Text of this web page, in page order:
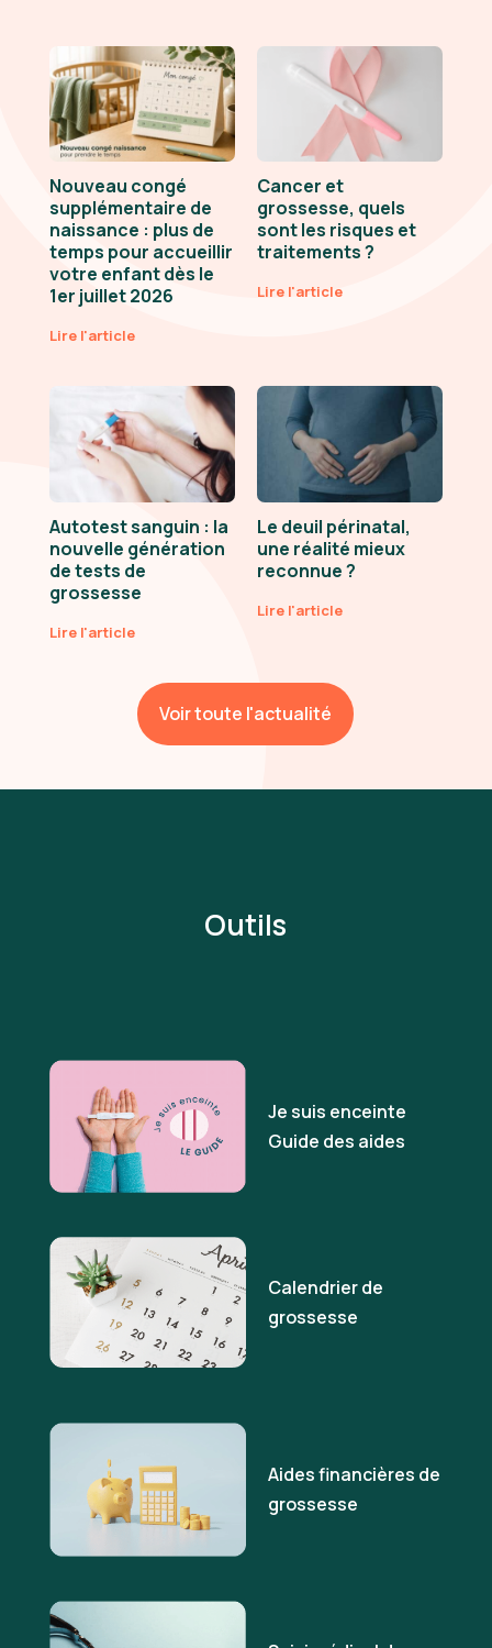
Nouveau congé
supplémentaire de
naissance : plus de
temps pour accueillir
votre enfant dès le
1er juillet 2026
Lire l'article
Cancer et
grossesse, quels
sont les risques et
traitements ?
Lire l'article
Autotest sanguin : la
nouvelle génération
de tests de
grossesse
Lire l'article
Le deuil périnatal,
une réalité mieux
reconnue ?
Lire l'article
Voir toute l'actualité
Outils
Je suis enceinte
Guide des aides
Calendrier de
grossesse
Aides financières de
grossesse